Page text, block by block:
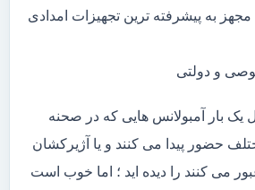
مجهز به پیشرفته ترین تجهیزات امدادی
و دولتی
بار آمبولانس هایی که در صحنه
حضور پیدا می کنند و یا آژیرکشان
می کنند را دیده اید ؛ اما خوب است